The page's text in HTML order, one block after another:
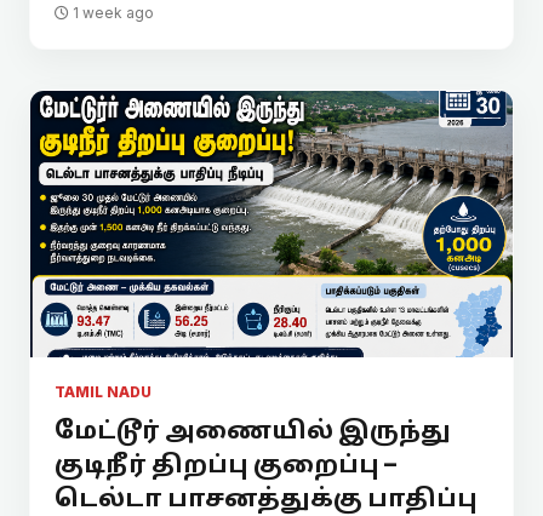
1 week ago
TAMIL NADU
மேட்டூர் அணையில் இருந்து
குடிநீர் திறப்பு குறைப்பு –
டெல்டா பாசனத்துக்கு பாதிப்பு